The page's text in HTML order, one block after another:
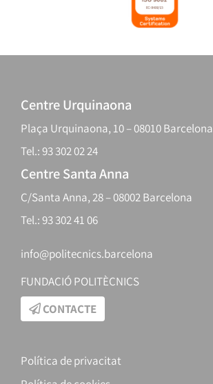
Centre Urquinaona
Plaça Urquinaona, 10 – 08010 Barcelona
Tel.: 93 302 02 24
Centre Santa Anna
C/Santa Anna, 28 – 08002 Barcelona
Tel.: 93 302 41 06
info@politecnics.barcelona
FUNDACIÓ POLITÈCNICS
CONTACTE
Política de privacitat